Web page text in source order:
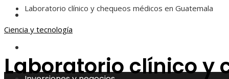
Ciencia y tecnología
Laboratorio clínico y chequeos médicos en Guatemala
Ciencia y tecnología
Laboratorio clínico y